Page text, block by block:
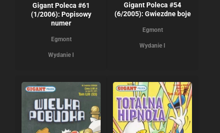
Gigant Poleca #61
(1/2006): Popisowy
numer
Egmont
Wydanie I
Gigant Poleca #54
(6/2005): Gwiezdne boje
Egmont
Wydanie I